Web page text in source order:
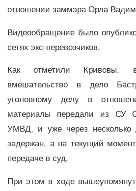
отношении заммэра Орла
Видеообращение было
сетях экс-перевозчиков.
Как отметили
вмешательство в дело
уголовному делу в
материалы передали из СУ
УМВД, и уже через
задержан, а на текущий
передаче в суд.
При этом в ходе